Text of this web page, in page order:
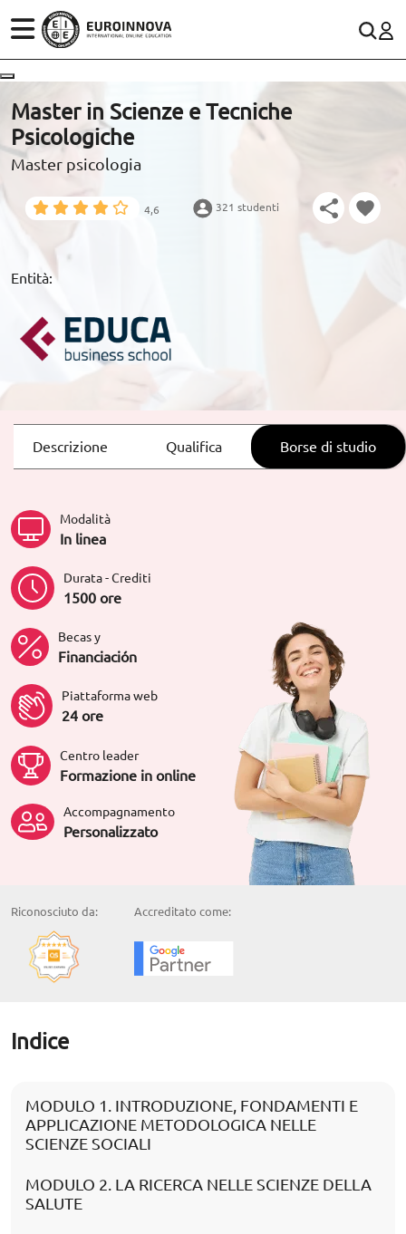
SETTORI
STUDI
SCOPRI EUROINNOVA
RISORSE EDUCATIVE
CONTACTO
WhatsApp
Master in Scienze e Tecniche
Psicologiche
Master psicologia
4,6 321 studenti
Entità:
Descrizione Qualifica Borse di studio
Modalità
In linea
Durata - Crediti
1500 ore
Becas y
Financiación
Piattaforma web
24 ore
Centro leader
Formazione in online
Accompagnamento
Personalizzato
Riconosciuto da: Accreditato come:
Indice
MODULO 1. INTRODUZIONE, FONDAMENTI E
APPLICAZIONE METODOLOGICA NELLE
SCIENZE SOCIALI
MODULO 2. LA RICERCA NELLE SCIENZE DELLA
SALUTE